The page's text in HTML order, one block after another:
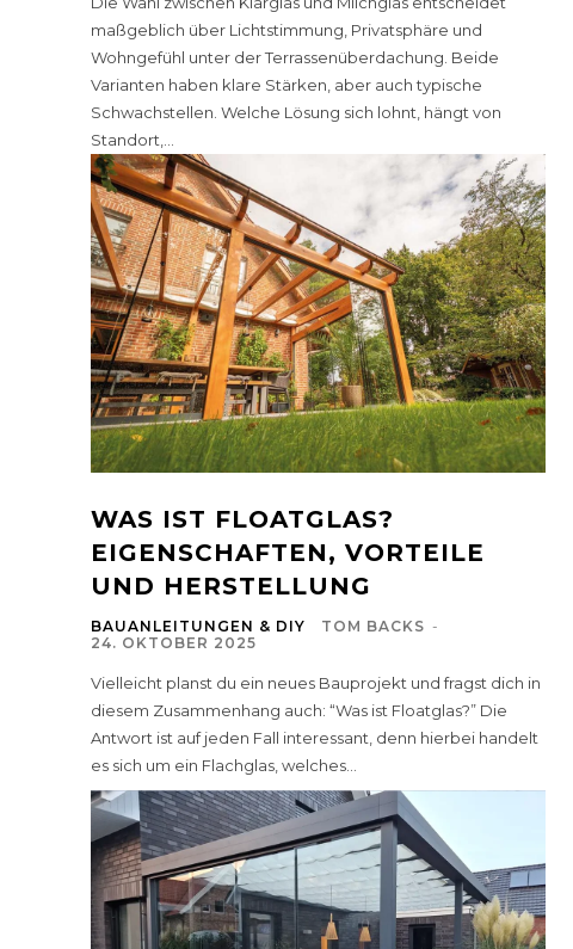
maßgeblich über Lichtstimmung, Privatsphäre und
Wohngefühl unter der Terrassenüberdachung. Beide
Varianten haben klare Stärken, aber auch typische
Schwachstellen. Welche Lösung sich lohnt, hängt von
Standort,...
WAS IST FLOATGLAS?
EIGENSCHAFTEN, VORTEILE
UND HERSTELLUNG
BAUANLEITUNGEN & DIY TOM BACKS -
24. OKTOBER 2025
Vielleicht planst du ein neues Bauprojekt und fragst dich in
diesem Zusammenhang auch: “Was ist Floatglas?” Die
Antwort ist auf jeden Fall interessant, denn hierbei handelt
es sich um ein Flachglas, welches...